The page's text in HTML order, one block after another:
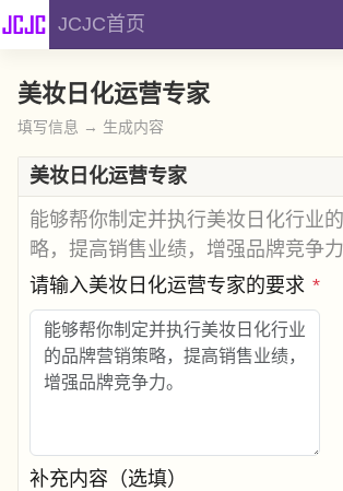
JCJC首页
美妆日化运营专家
填写信息 → 生成内容
美妆日化运营专家
能够帮你制定并执行美妆日化行业
略，提高销售业绩，增强品牌竞争力
请输入美妆日化运营专家的要求 *
补充内容（选填）